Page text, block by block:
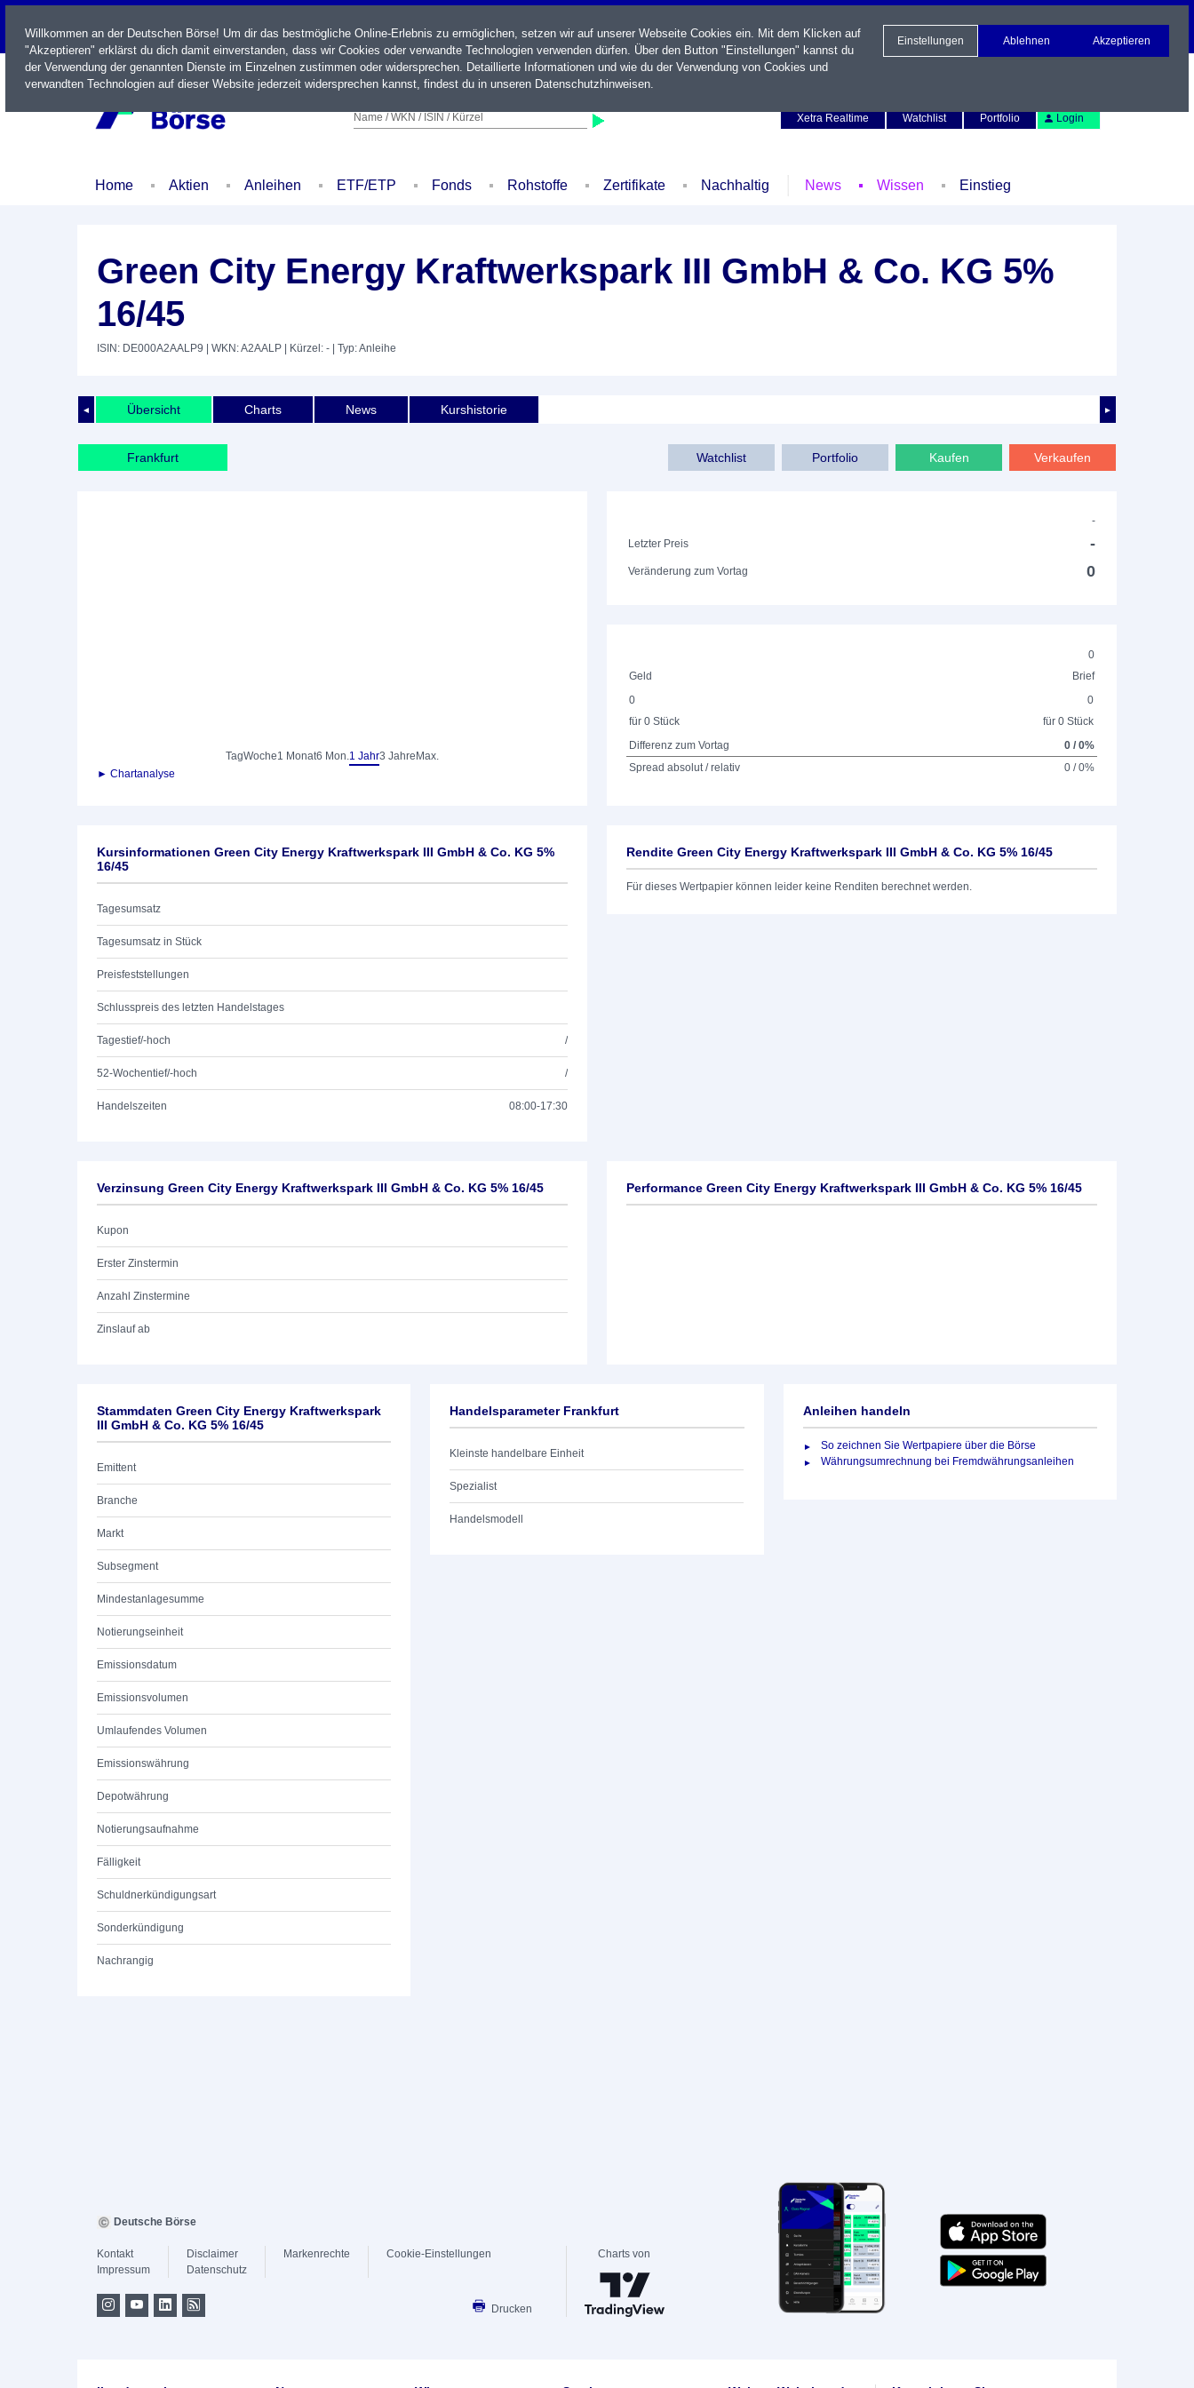
LIVE
Name / WKN / ISIN / Kürzel
Xetra Realtime
Watchlist Portfolio Login
Home Aktien Anleihen ETF/ETP Fonds Rohstoffe Zertifikate Nachhaltig News Wissen Einstieg
Green City Energy Kraftwerkspark III GmbH & Co. KG 5%
16/45
ISIN: DE000A2AALP9 | WKN: A2AALP | Kürzel: - | Typ: Anleihe
◄ ►
Übersicht Charts News Kurshistorie
Frankfurt Verkaufen
Kaufen
Portfolio
Watchlist
TagWoche1 Monat6 Mon.1 Jahr3 Jahre Max.
► Chartanalyse
-
Letzter Preis
-
Veränderung zum Vortag 0
0
Geld
Brief
0
für 0 Stück
0
für 0 Stück
Differenz zum Vortag
0 / 0%
Spread absolut / relativ
0 / 0%
Kursinformationen Green City Energy Kraftwerkspark III GmbH & Co. KG 5%
16/45
Tagesumsatz
Tagesumsatz in Stück
Preisfeststellungen
Schlusspreis des letzten Handelstages
Tagestief/-hoch /
52-Wochentief/-hoch /
Handelszeiten 08:00-17:30
Rendite Green City Energy Kraftwerkspark III GmbH & Co. KG 5% 16/45
Für dieses Wertpapier können leider keine Renditen berechnet werden.
Verzinsung Green City Energy Kraftwerkspark III GmbH & Co. KG 5% 16/45
Kupon
Erster Zinstermin
Anzahl Zinstermine
Zinslauf ab
Performance Green City Energy Kraftwerkspark III GmbH & Co. KG 5% 16/45
Stammdaten Green City Energy Kraftwerkspark
III GmbH & Co. KG 5% 16/45
Emittent
Branche
Markt
Subsegment
Mindestanlagesumme
Notierungseinheit
Emissionsdatum
Emissionsvolumen
Umlaufendes Volumen
Emissionswährung
Depotwährung
Notierungsaufnahme
Fälligkeit
Schuldnerkündigungsart
Sonderkündigung
Nachrangig
Handelsparameter Frankfurt
Kleinste handelbare Einheit
Spezialist
Handelsmodell
Anleihen handeln
So zeichnen Sie Wertpapiere über die Börse
Währungsumrechnung bei Fremdwährungsanleihen
Willkommen an der Deutschen Börse! Um dir das bestmögliche Online-Erlebnis zu ermöglichen, setzen wir auf unserer Webseite Cookies ein. Mit dem Klicken auf
"Akzeptieren" erklärst du dich damit einverstanden, dass wir Cookies oder verwandte Technologien verwenden dürfen. Über den Button "Einstellungen" kannst du
der Verwendung der genannten Dienste im Einzelnen zustimmen oder widersprechen. Detaillierte Informationen und wie du der Verwendung von Cookies und
verwandten Technologien auf dieser Website jederzeit widersprechen kannst, findest du in unseren Datenschutzhinweisen.
Einstellungen Ablehnen Akzeptieren
Deutsche Börse
Kontakt
Impressum
Disclaimer
Datenschutz
Markenrechte Cookie-Einstellungen
Drucken
Charts von